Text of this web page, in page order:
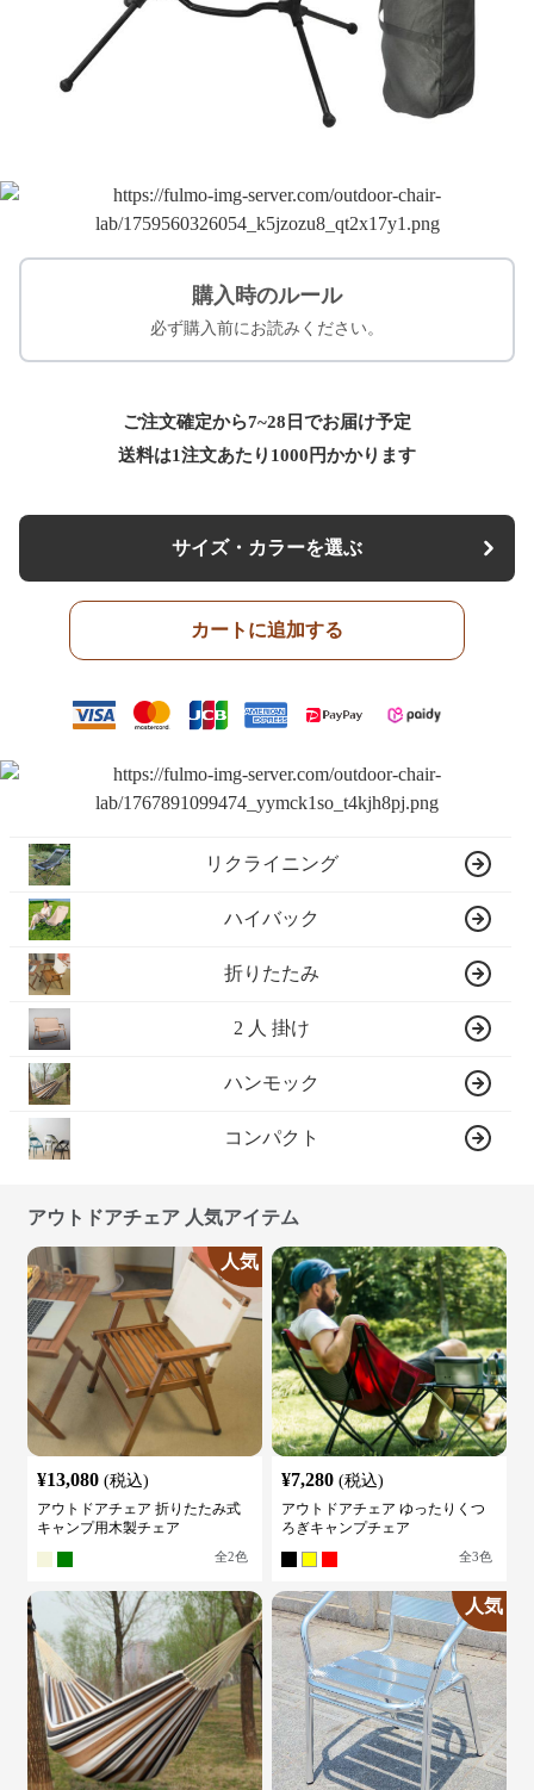
購入時のルール
必ず購入前にお読みください。
ご注文確定から7~28日でお届け予定
送料は1注文あたり 1000 円かかります
サイズ・カラーを選ぶ
カートに追加する
リクライニング
ハイバック
折りたたみ
2 人 掛け
ハンモック
コンパクト
アウトドアチェア 人気アイテム
人気
¥13,080 (税込)
アウトドアチェア 折りたたみ式
キャンプ用木製チェア
全2色
¥7,280 (税込)
アウトドアチェア ゆったりくつ
ろぎキャンプチェア
全3色
人気